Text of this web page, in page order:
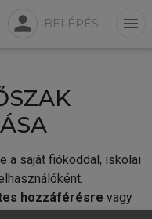
person BELÉPÉS menu
a saját fiókoddal, iskolai
hozzáférésre vagy